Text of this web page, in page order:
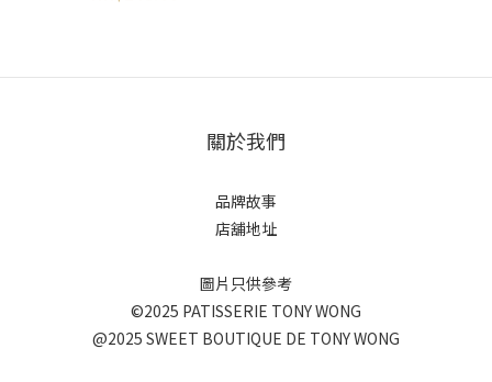
關於我們
品牌故事
店舖地址
圖片只供參考
©2025 PATISSERIE TONY WONG
@2025 SWEET BOUTIQUE DE TONY WONG